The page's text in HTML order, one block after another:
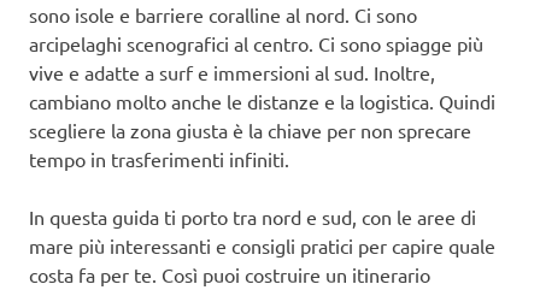
sono isole e barriere coralline al nord. Ci sono
arcipelaghi scenografici al centro. Ci sono spiagge più
vive e adatte a surf e immersioni al sud. Inoltre,
cambiano molto anche le distanze e la logistica. Quindi
scegliere la zona giusta è la chiave per non sprecare
tempo in trasferimenti infiniti.
In questa guida ti porto tra nord e sud, con le aree di
mare più interessanti e consigli pratici per capire quale
costa fa per te. Così puoi costruire un itinerario